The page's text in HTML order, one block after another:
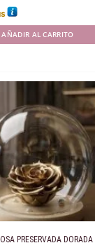
AÑADIR AL CARRITO
PRESERVADA DORADA